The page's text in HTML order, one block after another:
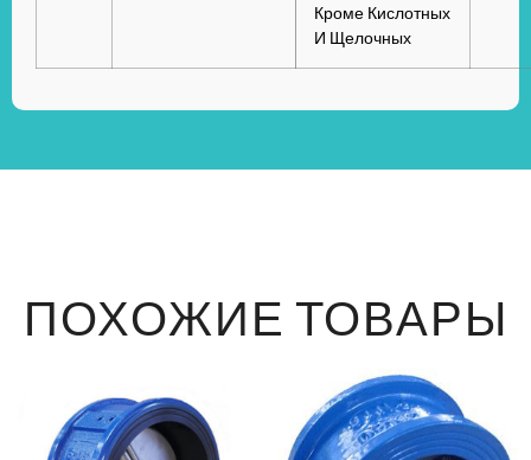
Кроме Кислотных
И Щелочных
ПОХОЖИЕ ТОВАРЫ